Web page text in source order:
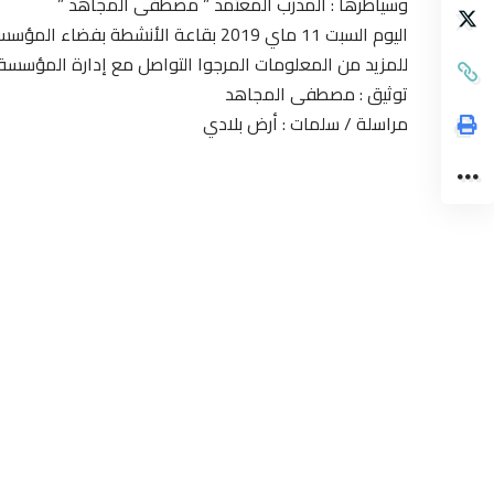
اليوم السبت 11 ماي 2019 بقاعة الأنشطة بفضاء المؤسسة .
للمزيد من المعلومات المرجوا التواصل مع إدارة
توثيق : مصطفى المجاهد
مراسلة / سلمات : أرض بلادي